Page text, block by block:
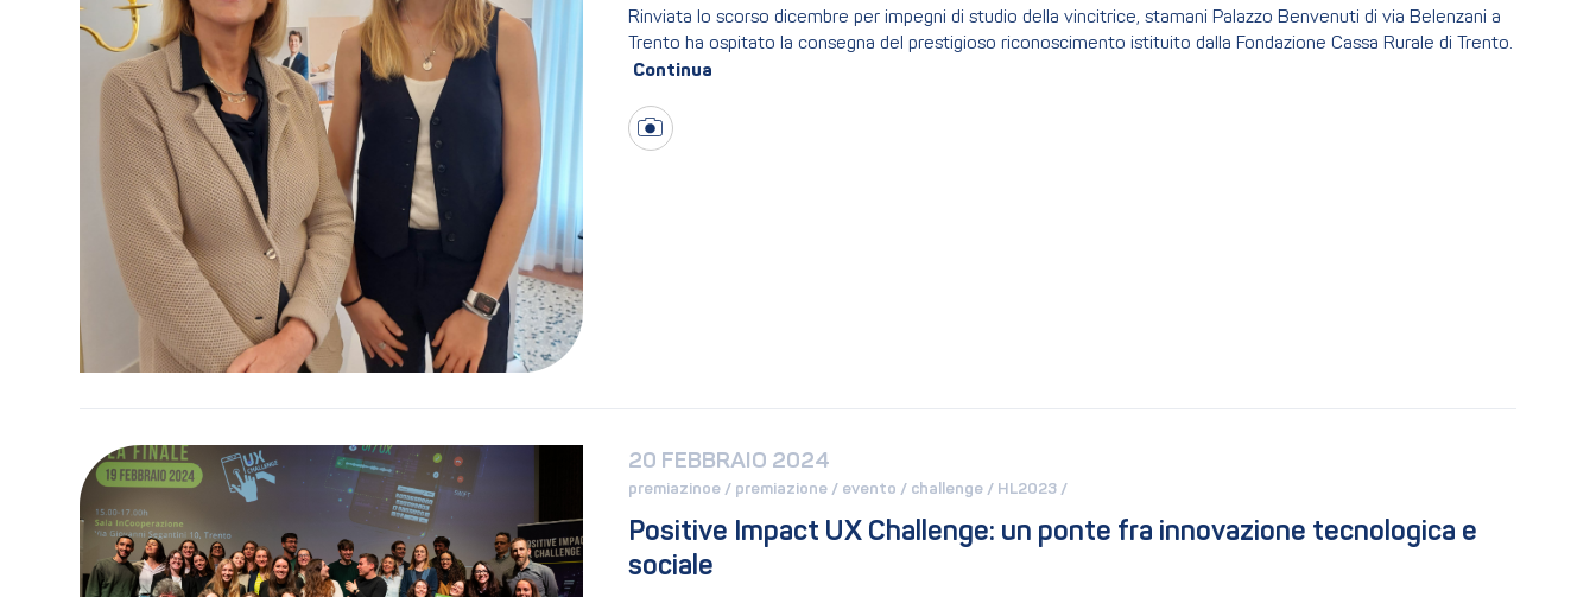
Rinviata lo scorso dicembre per impegni di studio della vincitrice, stamani Palazzo Benvenuti di via Belenzani a
Trento ha ospitato la consegna del prestigioso riconoscimento istituito dalla Fondazione Cassa Rurale di Trento.
20 FEBBRAIO 2024
premiazinoe / premiazione / evento / challenge / HL2023 /
Positive Impact UX Challenge: un ponte fra innovazione tecnologica e
sociale